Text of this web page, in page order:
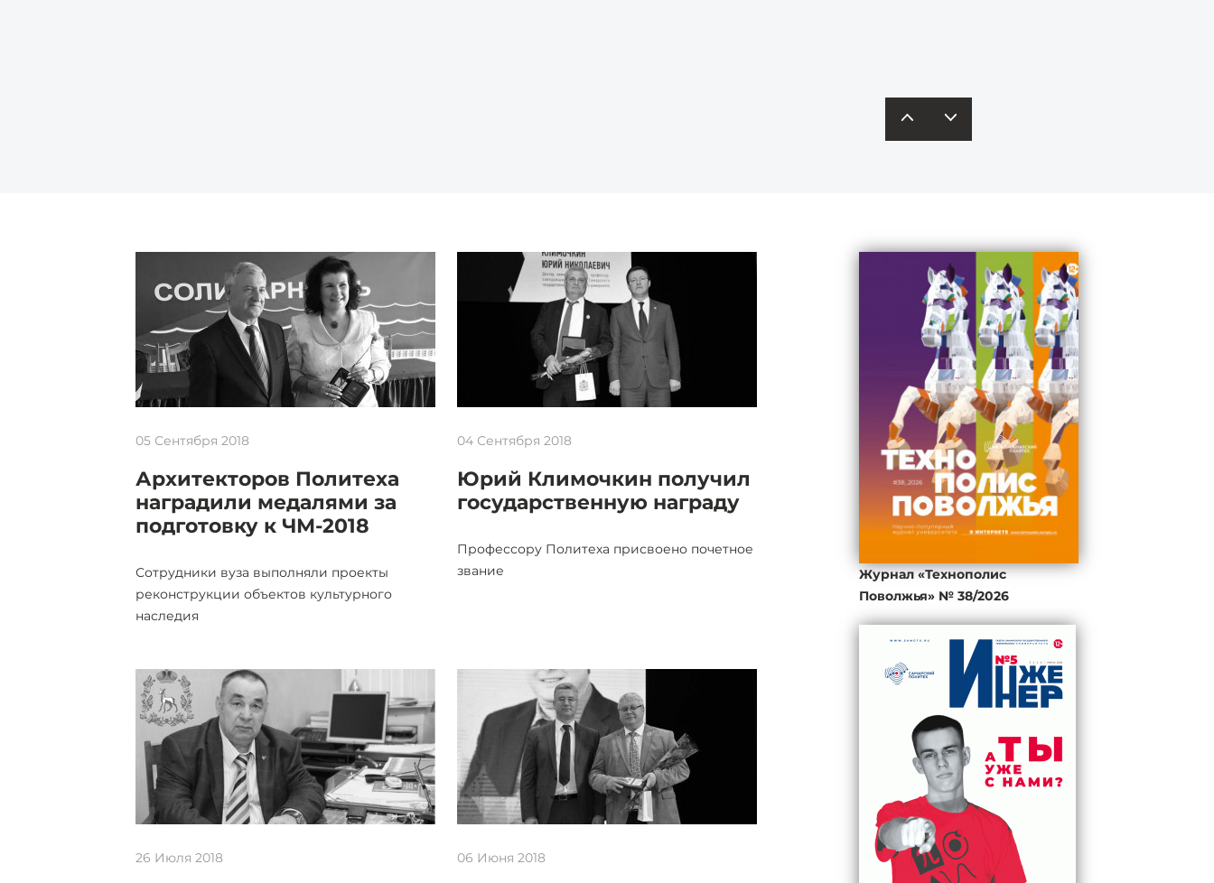
05 Сентября 2018
Архитекторов Политеха
наградили медалями за
подготовку к ЧМ-2018
Сотрудники вуза выполняли проекты
реконструкции объектов культурного
наследия
04 Сентября 2018
Юрий Климочкин получил
государственную награду
Профессору Политеха присвоено почетное
звание
26 Июля 2018 06 Июня 2018
Журнал «Технополис
Поволжья» № 38/2026